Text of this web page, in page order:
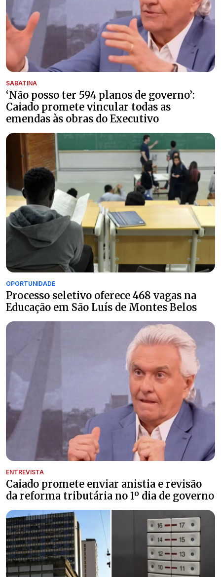
SABATINA
‘Não posso ter 594 planos de governo’:
Caiado promete vincular todas as
emendas às obras do Executivo
OPORTUNIDADE
Processo seletivo oferece 468 vagas na
Educação em São Luís de Montes Belos
ENTREVISTA
Caiado promete enviar anistia e revisão
da reforma tributária no 1º dia de governo